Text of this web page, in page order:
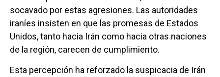
socavado por estas agresiones. Las autoridades
iraníes insisten en que las promesas de Estados
Unidos, tanto hacia Irán como hacia otras naciones
de la región, carecen de cumplimiento.
Esta percepción ha reforzado la suspicacia de Irán